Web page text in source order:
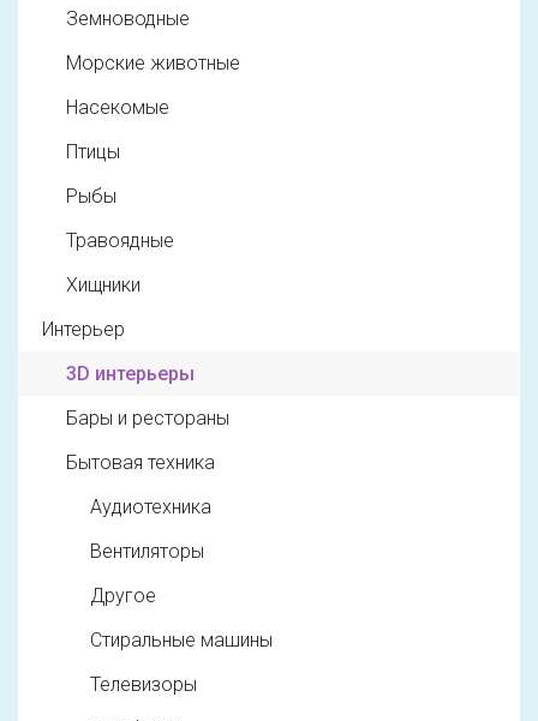
Земноводные
Морские животные
Насекомые
Птицы
Рыбы
Травоядные
Хищники
Интерьер
3D интерьеры
Бары и рестораны
Бытовая техника
Аудиотехника
Вентиляторы
Другое
Стиральные машины
Телевизоры